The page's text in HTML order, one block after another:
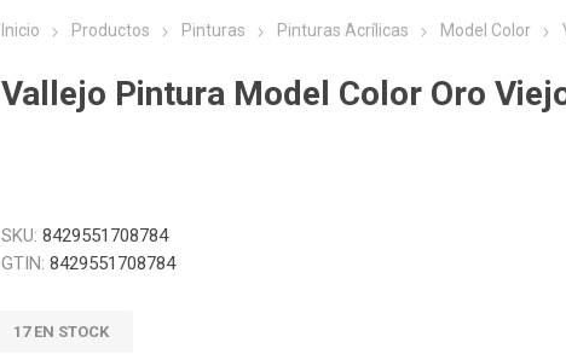
Inicio Productos Pinturas Pinturas Acrílicas Model Color
Vallejo Pintura Model Color Oro
SKU: 8429551708784
GTIN: 8429551708784
17 EN STOCK